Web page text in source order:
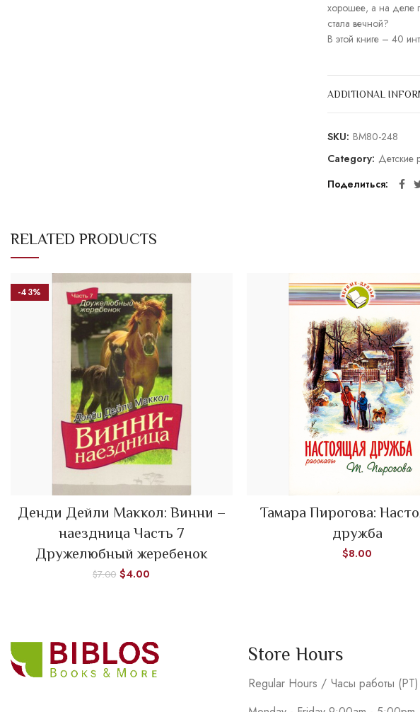
хорошее, а на деле
стала вечной?
В этой книге – 40
ADDITIONAL
SKU: BM80-248
Category: Детские
Поделиться
RELATED PRODUCTS
-43%
ADD TO CART
Денди Дейли Маккол: Винни –
наездница Часть 7
Дружелюбный жеребенок
$7.00 $4.00
ADD TO CART
Тамара Пирогова:
дружба
$8.00
Store Hours
Regular Hours / Часы работы (PT)